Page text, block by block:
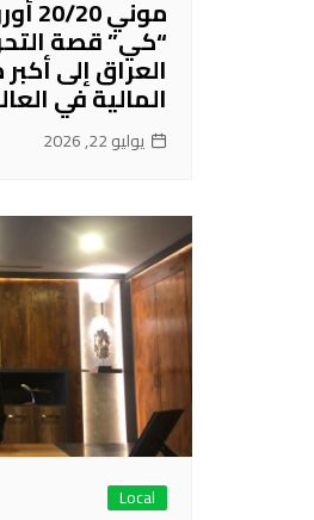
“كي” قصة
العراق إلى
المالية في
يوليو 22, 2026
Local